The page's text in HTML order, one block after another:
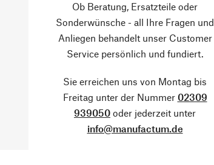
Ob Beratung, Ersatzteile oder
Sonderwünsche - all Ihre Fragen und
Anliegen behandelt unser Customer
Service persönlich und fundiert.
Sie erreichen uns von Montag bis
Freitag unter der Nummer 02309
939050 oder jederzeit unter
info@manufactum.de